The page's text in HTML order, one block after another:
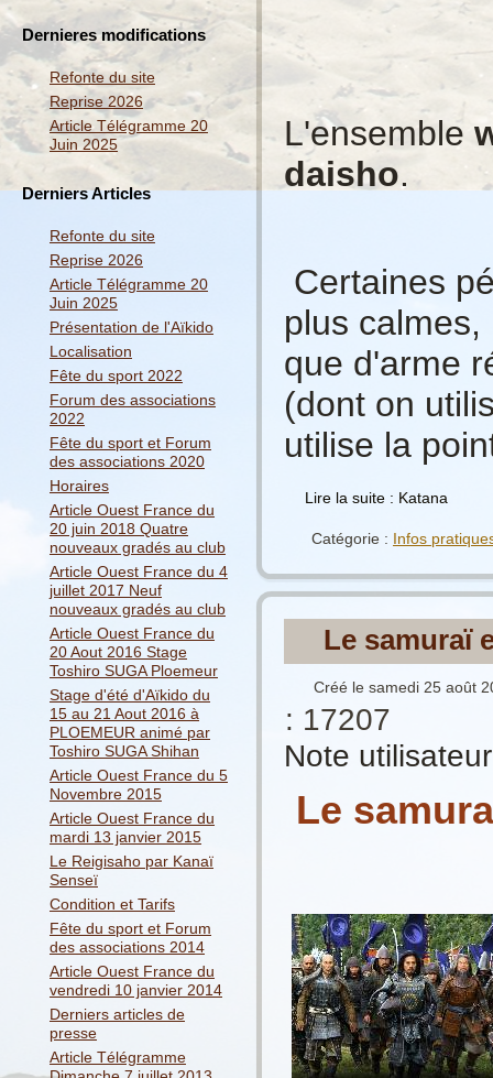
Dernieres modifications
Refonte du site
Reprise 2026
Article Télégramme 20
Juin 2025
Derniers Articles
Refonte du site
Reprise 2026
Article Télégramme 20
Juin 2025
Présentation de l'Aïkido
Localisation
Fête du sport 2022
Forum des associations
2022
Fête du sport et Forum
des associations 2020
Horaires
Article Ouest France du
20 juin 2018 Quatre
nouveaux gradés au club
Article Ouest France du 4
juillet 2017 Neuf
nouveaux gradés au club
Article Ouest France du
20 Aout 2016 Stage
Toshiro SUGA Ploemeur
Stage d'été d'Aïkido du
15 au 21 Aout 2016 à
PLOEMEUR animé par
Toshiro SUGA Shihan
Article Ouest France du 5
Novembre 2015
Article Ouest France du
mardi 13 janvier 2015
Le Reigisaho par Kanaï
Senseï
Condition et Tarifs
Fête du sport et Forum
des associations 2014
Article Ouest France du
vendredi 10 janvier 2014
Derniers articles de
presse
Article Télégramme
L'ensemble
daisho.
Certaines
plus
que d'arme
(dont on
utilise la
Lire la suite : Katana
Catégorie : Infos
Le samuraï
Créé le samedi 25 août
: 17207
Note
Le